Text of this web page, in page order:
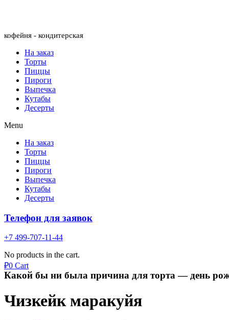
кофейня - кондитерская
На заказ
Торты
Пиццы
Пироги
Выпечка
Кутабы
Десерты
Menu
На заказ
Торты
Пиццы
Пироги
Выпечка
Кутабы
Десерты
Телефон для заявок
+7 499-707-11-44
No products in the cart.
₽0 Cart
Какой бы ни была причина для торта — день
Чизкейк маракуйя